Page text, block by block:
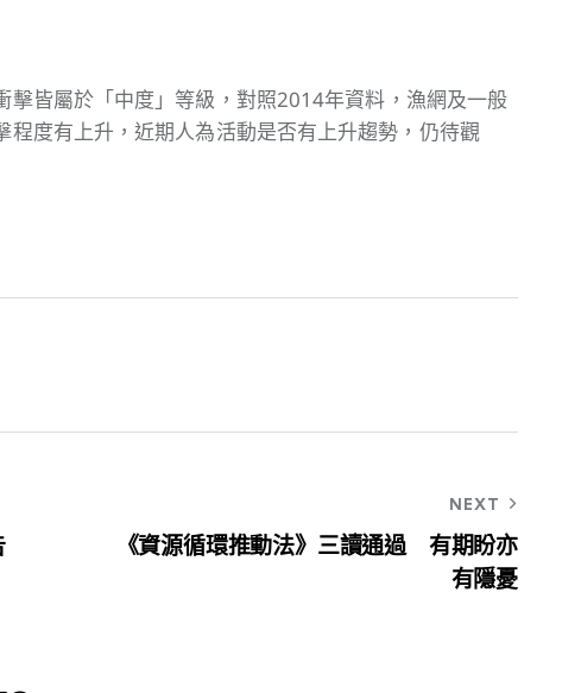
擊皆屬於「中度」等級，對照2014年資料，漁網及一般
度有上升，近期人為活動是否有上升趨勢，仍待觀
NEXT
《資源循環推動法》三讀通過 有期盼亦
有隱憂